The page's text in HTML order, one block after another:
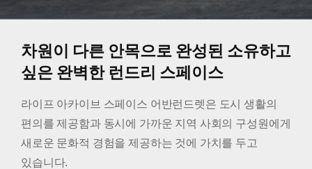
차원이 다른 안목으로 완성된 소유하고
싶은 완벽한 런드리 스페이스
라이프 아카이브 스페이스 어반런드렛은 도시 생활의
편의를 제공함과 동시에 가까운 지역 사회의 구성원에게
새로운 문화적 경험을 제공하는 것에 가치를 두고
있습니다.